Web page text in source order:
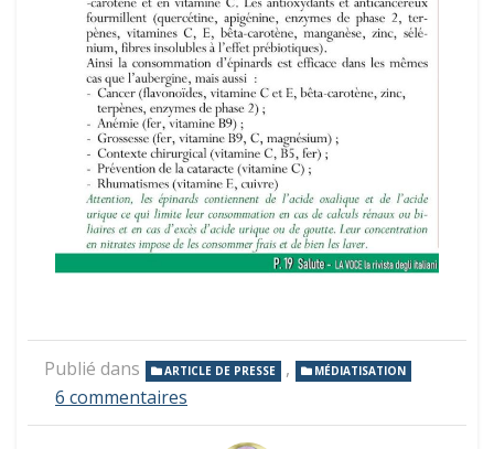
Publié dans ARTICLE DE PRESSE , MÉDIATISATION
6 commentaires